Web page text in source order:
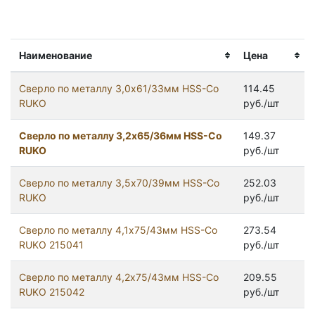
Наименование Цена
Сверло по металлу 3,0х61/33мм HSS-Co
RUKO
114.45
руб./шт
Сверло по металлу 3,2х65/36мм HSS-Co
RUKO
149.37
руб./шт
Сверло по металлу 3,5х70/39мм HSS-Co
RUKO
252.03
руб./шт
Сверло по металлу 4,1х75/43мм HSS-Co
RUKO 215041
273.54
руб./шт
Сверло по металлу 4,2х75/43мм HSS-Сo
RUKO 215042
209.55
руб./шт